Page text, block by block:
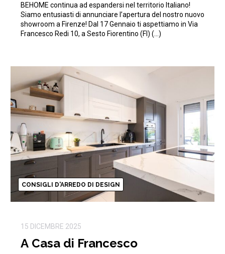
BEHOME continua ad espandersi nel territorio Italiano!
Siamo entusiasti di annunciare l’apertura del nostro nuovo
showroom a Firenze! Dal 17 Gennaio ti aspettiamo in Via
Francesco Redi 10, a Sesto Fiorentino (FI) (…)
CONSIGLI D'ARREDO DI DESIGN
15 DICEMBRE 2025
A Casa di Francesco